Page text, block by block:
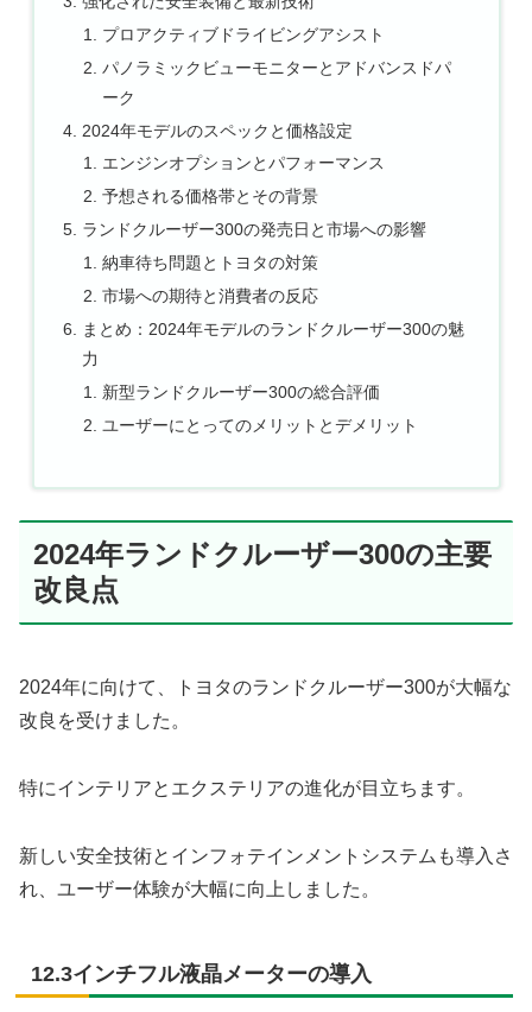
プロアクティブドライビングアシスト
パノラミックビューモニターとアドバンスドパ
ーク
2024年モデルのスペックと価格設定
エンジンオプションとパフォーマンス
予想される価格帯とその背景
ランドクルーザー300の発売日と市場への影響
納車待ち問題とトヨタの対策
市場への期待と消費者の反応
まとめ：2024年モデルのランドクルーザー300の魅
力
新型ランドクルーザー300の総合評価
ユーザーにとってのメリットとデメリット
2024年ランドクルーザー300の主要
改良点
2024年に向けて、トヨタのランドクルーザー300が大幅な
改良を受けました。
特にインテリアとエクステリアの進化が目立ちます。
新しい安全技術とインフォテインメントシステムも導入さ
れ、ユーザー体験が大幅に向上しました。
12.3インチフル液晶メーターの導入